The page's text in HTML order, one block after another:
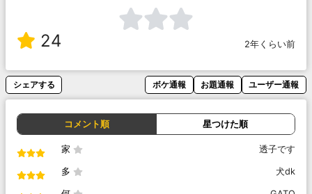
24 2年くらい前
シェアする ボケ通報 お題通報 ユーザー通報
コメント順 星つけた順
家 透子です
多 犬dk